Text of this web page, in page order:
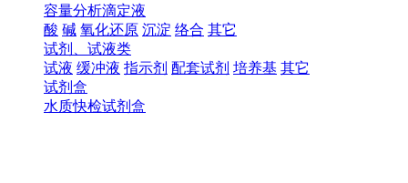
容量分析滴定液
酸 碱 氧化还原 沉淀 络合 其它
试剂、试液类
试液 缓冲液 指示剂 配套试剂 培养基 其它
试剂盒
水质快检试剂盒